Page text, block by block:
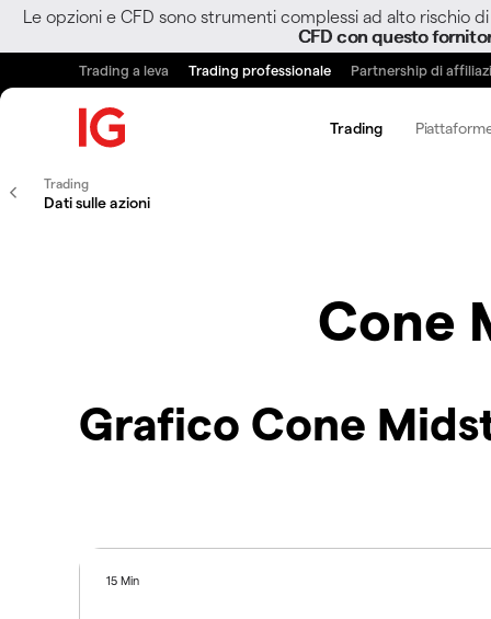
Le opzioni e CFD sono strumenti complessi ad alto rischio
CFD con questo
Trading a leva Trading professionale Partnership di
Trading
Trading
Dati sulle azioni
Cone
Grafico Cone
15 Min